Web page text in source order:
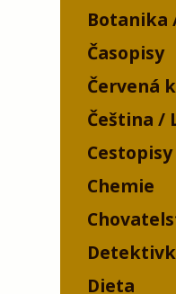
Botanika
Časopisy
Červená
Čeština /
Cestopisy
Chemie
Dieta